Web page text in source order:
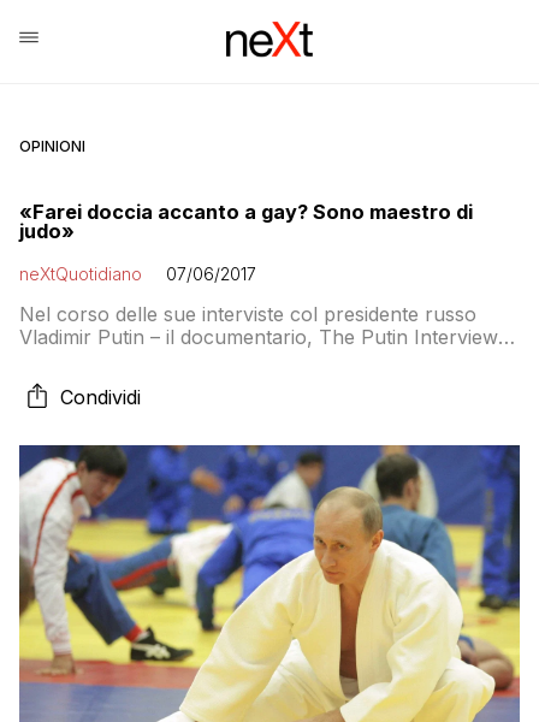
OPINIONI
«Farei doccia accanto a gay? Sono maestro di
judo»
neXtQuotidiano 07/06/2017
Nel corso delle sue interviste col presidente russo
Vladimir Putin – il documentario, The Putin Interviews,
giugno – il regista americano Oliver Stone ha toccato
anche il tema dei gay in Russia, dove nel 2013 è stata
omosessuale” […]
Condividi